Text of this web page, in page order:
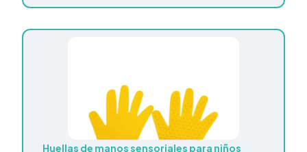
Huellas de manos sensoriales para niños